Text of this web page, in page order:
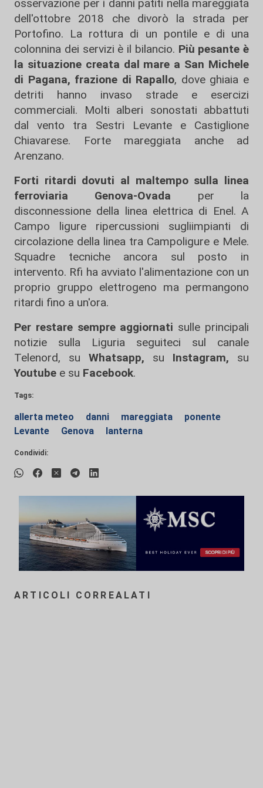
osservazione per i danni patiti nella mareggiata
dell'ottobre 2018 che divorò la strada per
Portofino. La rottura di un pontile e di una
colonnina dei servizi è il bilancio. Più pesante è
la situazione creata dal mare a San Michele
di Pagana, frazione di Rapallo, dove ghiaia e
detriti hanno invaso strade e esercizi
commerciali. Molti alberi sonostati abbattuti
dal vento tra Sestri Levante e Castiglione
Chiavarese. Forte mareggiata anche ad
Arenzano.
Forti ritardi dovuti al maltempo sulla linea
ferroviaria Genova-Ovada per la
disconnessione della linea elettrica di Enel. A
Campo ligure ripercussioni sugliimpianti di
circolazione della linea tra Campoligure e Mele.
Squadre tecniche ancora sul posto in
intervento. Rfi ha avviato l'alimentazione con un
proprio gruppo elettrogeno ma permangono
ritardi fino a un'ora.
Per restare sempre aggiornati sulle principali
notizie sulla Liguria seguiteci sul canale
Telenord, su
Whatsapp, su Instagram, su
Youtube e su Facebook.
Tags:
allerta meteo danni mareggiata
ponente
Levante
Genova lanterna
Condividi:
ARTICOLI CORREALATI